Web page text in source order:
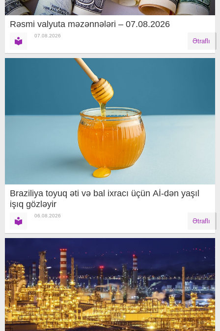
Rəsmi valyuta məzənnələri – 07.08.2026
07.08.2026
Ətraflı
Braziliya toyuq əti və bal ixracı üçün Aİ-dən yaşıl
işıq gözləyir
06.08.2026
Ətraflı